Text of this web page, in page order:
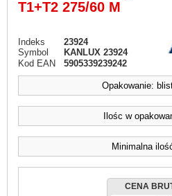
T1+T2 275/60 M
Indeks
23924
Symbol
KANLUX 23924
Kod EAN
5905339239242
Opakowanie:
Ilośc w
Minimalna
CENA